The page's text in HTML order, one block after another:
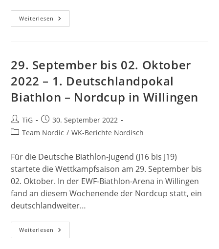
Weiterlesen 23.
Juli
Rollskitag
–
–
In
Großherrischwand
29. September bis 02. Oktober
2022 – 1. Deutschlandpokal
Biathlon – Nordcup in Willingen
Beitrags-
Autor:
TiG
Beitrag
veröffentlicht:
30. September 2022
Beitrags-
Team Nordic / WK-Berichte Nordisch
Für die Deutsche Biathlon-Jugend (J16 bis J19)
startete die Wettkampfsaison am 29. September bis
02. Oktober. In der EWF-Biathlon-Arena in Willingen
fand an diesem Wochenende der Nordcup statt, ein
deutschlandweiter…
Weiterlesen 29.
September